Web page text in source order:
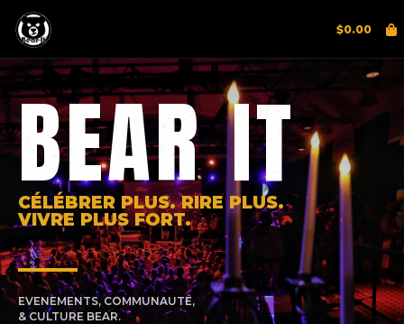
$0.00
BEAR IT
CÉLÉBRER PLUS. RIRE PLUS.
VIVRE PLUS FORT.
EVENEMENTS, COMMUNAUTÉ,
& CULTURE BEAR.